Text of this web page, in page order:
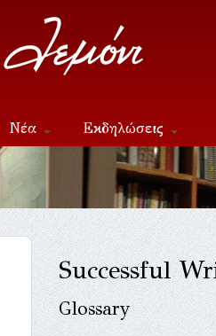
Νέα Εκδηλώσεις
Successful
Glossary